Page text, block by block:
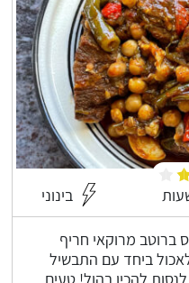
בינוני
ברוטב מרוקאי חריף
ביחד עם התבשיל
להכין בהול! טעים